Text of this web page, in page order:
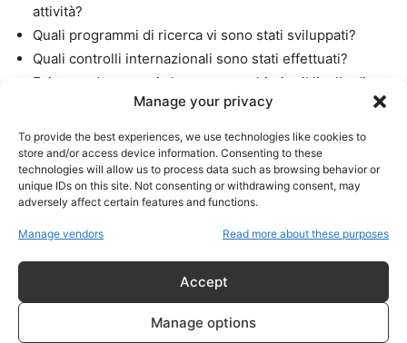
Manage your privacy
To provide the best experiences, we use technologies like cookies to
store and/or access device information. Consenting to these
technologies will allow us to process data such as browsing behavior or
unique IDs on this site. Not consenting or withdrawing consent, may
adversely affect certain features and functions.
Manage vendors Read more about these purposes
Accept
Manage options
attività?
Quali programmi di ricerca vi sono stati sviluppati?
Quali controlli internazionali sono stati effettuati?
Esistono documenti che possano chiarire il livello di
rischio biologico associato alle attività svolte?
Per il momento il comunicato rappresenta una
dichiarazione iniziale e non costituisce una pubblicazione
completa dell’intera documentazione raccolta
Tra sicurezza sanitaria e
sicurezza nazionale